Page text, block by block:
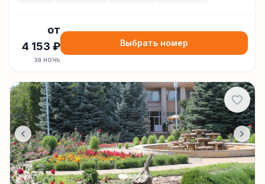
от
4 153 ₽
за ночь
Выбрать номер